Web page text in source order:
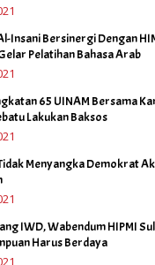
Insani Bersinergi Dengan
Pelatihan Bahasa Arab
65 UINAM Bersama
Lakukan Baksos
Menyangka Demokrat
IWD, Wabendum HIPMI
Harus Berdaya